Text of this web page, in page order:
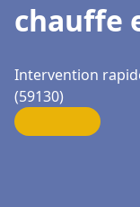
chauffe
Intervention
(59130)